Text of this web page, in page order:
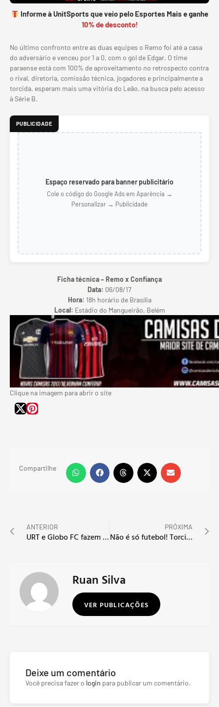
Informe à UnitSports que veio pelo Esportes Mais e ganhe
10% de desconto!
No último confronto entre as duas equipes o Remo foi até a casa
do adversário e venceu por 1 a 0, com o gol de Edgar. O time
paraense está com 100% de aproveitamento no retrospecto contra
o rival, diretoria, comissão técnica, jogadores e principalmente a
torcida, esperam mais uma vitória do Leão, na busca pelo acesso
à Série B.
PUBLICIDADE
Espaço reservado para banner publicitário
Cole o código do Google Ads em Aparência →
Personalizar → Publicidade
Ficha técnica – Remo x Confiança
Data: 06/08/17
Hora: 18h horário de Brasília
Local: Estádio do Mangueirão, Belém
Clique na imagem para abrir o site
Compartilhe
ANTERIOR
URT e Globo FC fazem o primeiro confronto das quartas de final
PRÓXIMA
Não é só futebol! Torcida do Flu homenageia Abel em vitória no Maracanã
Ruan Silva
VER PUBLICAÇÕES
Deixe um comentário
Você precisa fazer o login para publicar um comentário.